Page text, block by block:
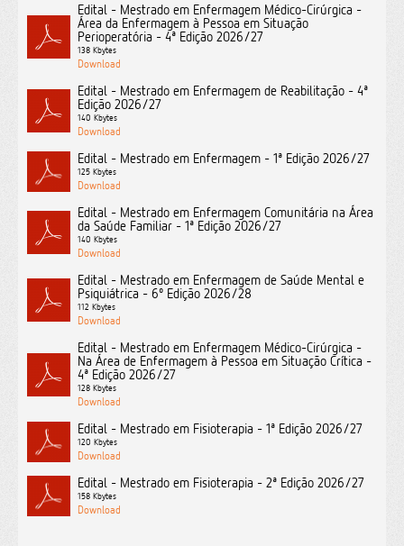
Edital - Mestrado em Enfermagem Médico-Cirúrgica -
Área da Enfermagem à Pessoa em Situação
Perioperatória - 4ª Edição 2026/27
138 Kbytes
Edital - Mestrado em Enfermagem de Reabilitação - 4ª
Edição 2026/27
140 Kbytes
Edital - Mestrado em Enfermagem - 1ª Edição 2026/27
125 Kbytes
Edital - Mestrado em Enfermagem Comunitária na Área
da Saúde Familiar - 1ª Edição 2026/27
140 Kbytes
Edital - Mestrado em Enfermagem de Saúde Mental e
Psiquiátrica - 6º Edição 2026/28
112 Kbytes
Edital - Mestrado em Enfermagem Médico-Cirúrgica -
Na Área de Enfermagem à Pessoa em Situação Crítica -
4ª Edição 2026/27
128 Kbytes
Edital - Mestrado em Fisioterapia - 1ª Edição 2026/27
120 Kbytes
Edital - Mestrado em Fisioterapia - 2ª Edição 2026/27
158 Kbytes